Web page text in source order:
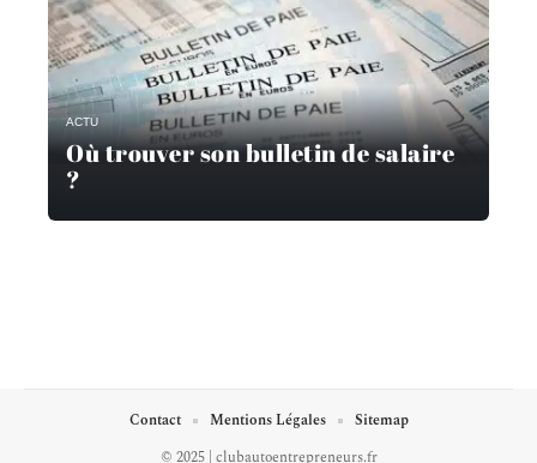
ACTU
Où trouver son bulletin de salaire
?
© 2025 | clubautoentrepreneurs.fr
Contact Mentions Légales Sitemap